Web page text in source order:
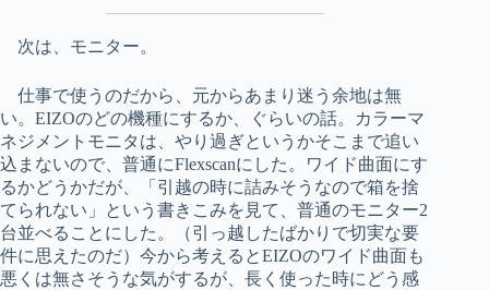
次は、モニター。
仕事で使うのだから、元からあまり迷う余地は無
い。EIZOのどの機種にするか、ぐらいの話。カラーマ
ネジメントモニタは、やり過ぎというかそこまで追い
込まないので、普通にFlexscanにした。ワイド曲面にす
るかどうかだが、「引越の時に詰みそうなので箱を捨
てられない」という書きこみを見て、普通のモニター2
台並べることにした。（引っ越したばかりで切実な要
件に思えたのだ）今から考えるとEIZOのワイド曲面も
悪くは無さそうな気がするが、長く使った時にどう感